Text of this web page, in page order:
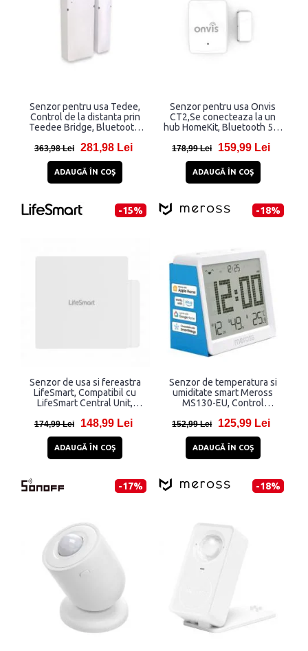
Senzor pentru usa Tedee,
Control de la distanta prin
Teedee Bridge, Bluetooth,
Alb
363,98 Lei 281,98 Lei
ADAUGĂ ÎN COŞ
Senzor pentru usa Onvis
CT2,Se conecteaza la un
hub HomeKit, Bluetooth 5.0,
Alb
178,99 Lei 159,99 Lei
ADAUGĂ ÎN COŞ
-15%
Senzor de usa si fereastra
LifeSmart, Compatibil cu
LifeSmart Central Unit,
Apple HomeKit / Amazon
174,99 Lei 148,99 Lei
ADAUGĂ ÎN COŞ
-18%
Senzor de temperatura si
umiditate smart Meross
MS130-EU, Control
HomeKit, Amazon Alexa,
SmartThings, WiFi, Alb
152,99 Lei 125,99 Lei
ADAUGĂ ÎN COŞ
-17% -18%